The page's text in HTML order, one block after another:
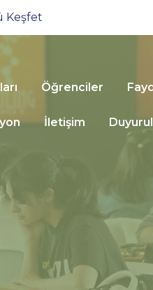
Keşfet
Öğrenciler
İletişim